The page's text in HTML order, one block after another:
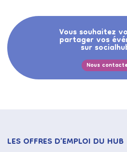
Vous souhaitez
partager vos
sur
Nous
LES OFFRES D’EMPLOI DU HUB